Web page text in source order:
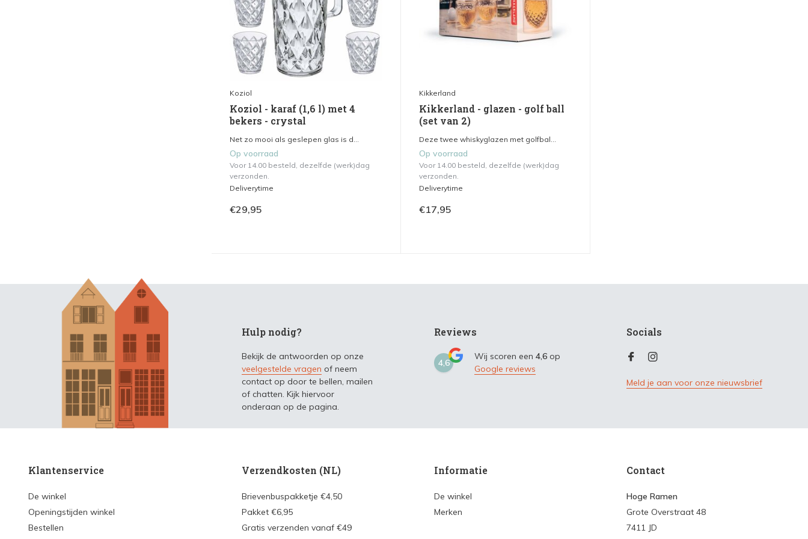
Koziol
Koziol - karaf (1,6 l) met 4
bekers - crystal
Net zo mooi als geslepen glas is d...
Op voorraad
Voor 14.00 besteld, dezelfde (werk)dag
verzonden.
Deliverytime
€29,95
Kikkerland
Kikkerland - glazen - golf ball
(set van 2)
Deze twee whiskyglazen met golfbal...
Op voorraad
Voor 14.00 besteld, dezelfde (werk)dag
verzonden.
Deliverytime
€17,95
Hulp nodig?
Bekijk de antwoorden op onze
veelgestelde vragen of neem
contact op door te bellen, mailen
of chatten. Kijk hiervoor
onderaan op de pagina.
Reviews
4,6
Wij scoren een 4,6 op
Google reviews
Socials
Meld je aan voor onze nieuwsbrief
Klantenservice
De winkel
Openingstijden winkel
Bestellen
Verzendkosten (NL)
Brievenbuspakketje €4,50
Pakket €6,95
Gratis verzenden vanaf €49
Informatie
De winkel
Merken
Contact
Hoge Ramen
Grote Overstraat 48
7411 JD